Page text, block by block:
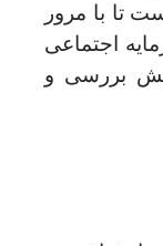
تا با مرور
اجتماعی
سند پژوهش بررسی و